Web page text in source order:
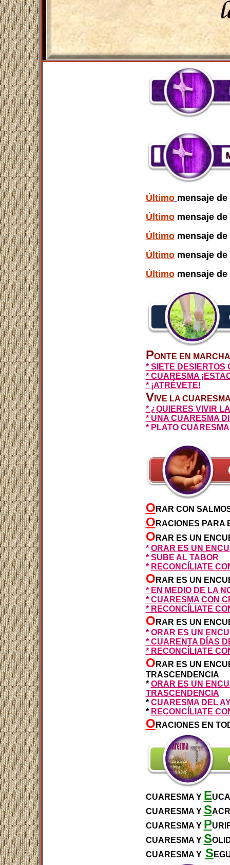
Último mensaje de
Últimomensaje de
Últimomensaje de
Últimomensaje de
Últimomensaje de
PONTE EN
* SIETE DESIERTOS
* CUARESMA
* ¡ATRÉVETE!
V IVE LA
* ¿QUIERES VIVIR
* UNA CUARESMA
* PLATO
O RAR CON
O RACIONES PARA
O RAR ES UN
* ORAR ES UN
* SUBE AL TABOR
* RECONCÍLIATE
O RAR ES UN
* EN MEDIO DE LA
* CUARESMA CON
* RECONCÍLIATE
O RAR ES UN
* ORAR ES UN
* CUARENTA DÍAS
* RECONCÍLIATE
O RAR ES UN
TRASCENDENCIA
* ORAR ES UN
TRASCENDENCIA
* CUARESMA DEL
* RECONCÍLIATE
O RACIONES EN
CUARESMA Y E
CUARESMA Y S
CUARESMA Y P
CUARESMA Y S
CUARESMA Y S